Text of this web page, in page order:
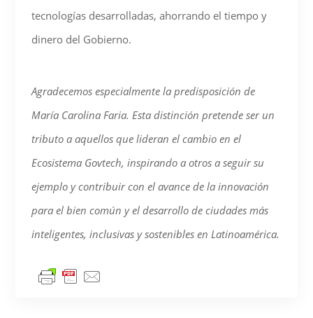
tecnologías desarrolladas, ahorrando el tiempo y
dinero del Gobierno.
Agradecemos especialmente la predisposición de
María Carolina Faria. Esta distinción pretende ser un
tributo a aquellos que lideran el cambio en el
Ecosistema Govtech, inspirando a otros a seguir su
ejemplo y contribuir con el avance de la innovación
para el bien común y el desarrollo de ciudades más
inteligentes, inclusivas y sostenibles en Latinoamérica.